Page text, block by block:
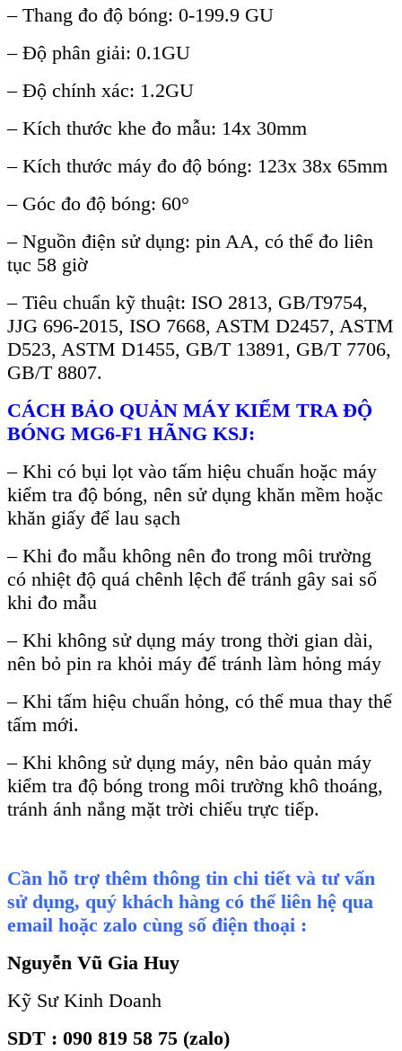
– Thang đo độ bóng: 0-199.9 GU
– Độ phân giải: 0.1GU
– Độ chính xác: 1.2GU
– Kích thước khe đo mẫu: 14x 30mm
– Kích thước máy đo độ bóng: 123x 38x 65mm
– Góc đo độ bóng: 60°
– Nguồn điện sử dụng: pin AA, có thể đo liên
tục 58 giờ
– Tiêu chuẩn kỹ thuật: ISO 2813, GB/T9754,
JJG 696-2015, ISO 7668, ASTM D2457, ASTM
D523, ASTM D1455, GB/T 13891, GB/T 7706,
GB/T 8807.
CÁCH BẢO QUẢN MÁY KIỂM TRA ĐỘ
BÓNG MG6-F1 HÃNG KSJ:
– Khi có bụi lọt vào tấm hiệu chuẩn hoặc máy
kiểm tra độ bóng, nên sử dụng khăn mềm hoặc
khăn giấy để lau sạch
– Khi đo mẫu không nên đo trong môi trường
có nhiệt độ quá chênh lệch để tránh gây sai số
khi đo mẫu
– Khi không sử dụng máy trong thời gian dài,
nên bỏ pin ra khỏi máy để tránh làm hỏng máy
– Khi tấm hiệu chuẩn hỏng, có thể mua thay thế
tấm mới.
– Khi không sử dụng máy, nên bảo quản máy
kiểm tra độ bóng trong môi trường khô thoáng,
tránh ánh nắng mặt trời chiếu trực tiếp.
Cần hỗ trợ thêm thông tin chi tiết và tư vấn
sử dụng, quý khách hàng có thể liên hệ qua
email hoặc zalo cùng số điện thoại :
Nguyễn Vũ Gia Huy
Kỹ Sư Kinh Doanh
SDT : 090 819 58 75 (zalo)